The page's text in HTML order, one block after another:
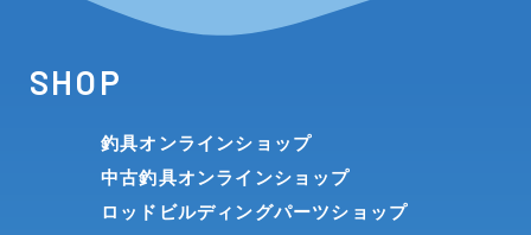
SHOP
釣具オンラインショップ
中古釣具オンラインショップ
ロッドビルディングパーツショップ